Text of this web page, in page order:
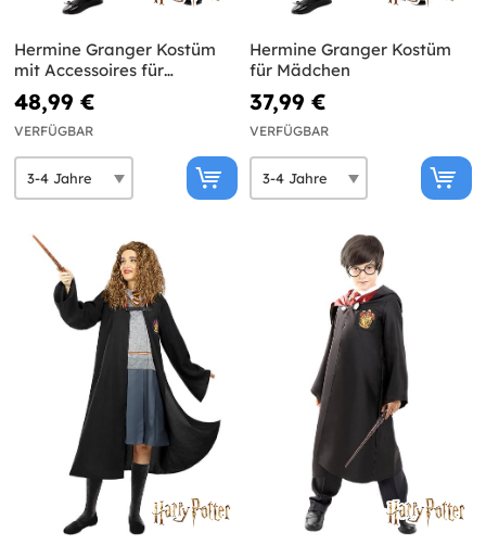
Hermine Granger Kostüm
mit Accessoires für
Mädchen
48,99 €
VERFÜGBAR
Hermine Granger Kostüm
für Mädchen
37,99 €
VERFÜGBAR